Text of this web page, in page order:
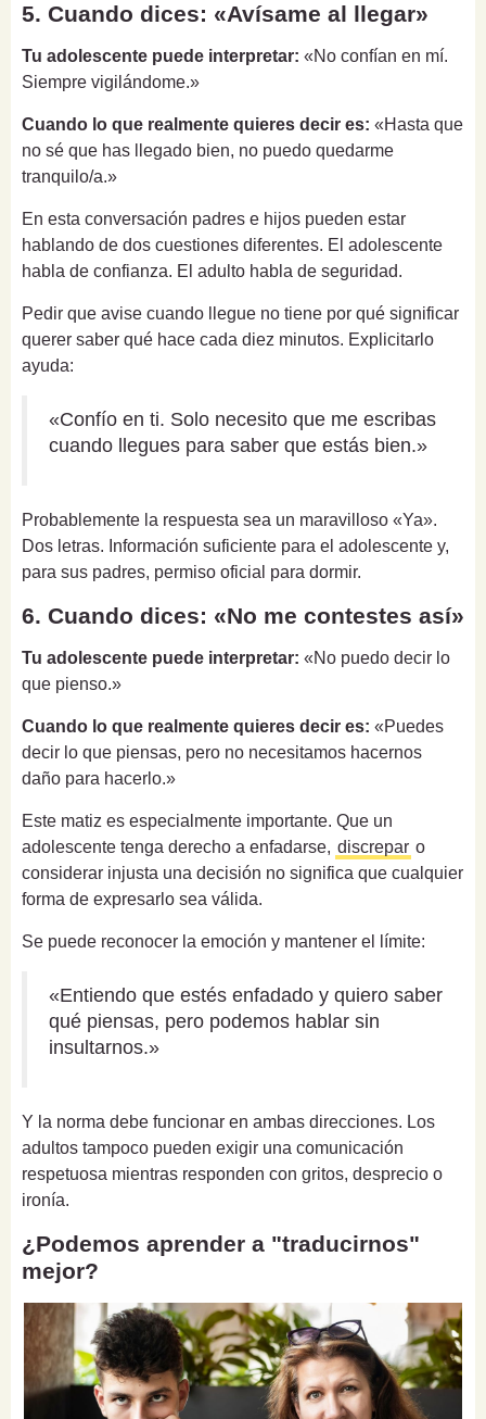
5. Cuando dices: «Avísame al llegar»
Tu adolescente puede interpretar: «No confían en mí.
Siempre vigilándome.»
Cuando lo que realmente quieres decir es: «Hasta que
no sé que has llegado bien, no puedo quedarme
tranquilo/a.»
En esta conversación padres e hijos pueden estar
hablando de dos cuestiones diferentes. El adolescente
habla de confianza. El adulto habla de seguridad.
Pedir que avise cuando llegue no tiene por qué significar
querer saber qué hace cada diez minutos. Explicitarlo
ayuda:
«Confío en ti. Solo necesito que me escribas
cuando llegues para saber que estás bien.»
Probablemente la respuesta sea un maravilloso «Ya».
Dos letras. Información suficiente para el adolescente y,
para sus padres, permiso oficial para dormir.
6. Cuando dices: «No me contestes así»
Tu adolescente puede interpretar: «No puedo decir lo
que pienso.»
Cuando lo que realmente quieres decir es: «Puedes
decir lo que piensas, pero no necesitamos hacernos
daño para hacerlo.»
Este matiz es especialmente importante. Que un
adolescente tenga derecho a enfadarse, discrepar o
considerar injusta una decisión no significa que cualquier
forma de expresarlo sea válida.
Se puede reconocer la emoción y mantener el límite:
«Entiendo que estés enfadado y quiero saber
qué piensas, pero podemos hablar sin
insultarnos.»
Y la norma debe funcionar en ambas direcciones. Los
adultos tampoco pueden exigir una comunicación
respetuosa mientras responden con gritos, desprecio o
ironía.
¿Podemos aprender a "traducirnos"
mejor?